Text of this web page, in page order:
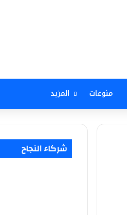
منوعات المزيد
شركاء النجاح